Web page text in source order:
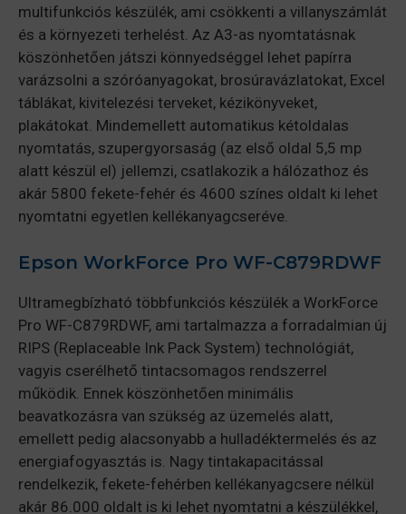
multifunkciós készülék, ami csökkenti a villanyszámlát
és a környezeti terhelést. Az A3-as nyomtatásnak
köszönhetően játszi könnyedséggel lehet papírra
varázsolni a szóróanyagokat, brosúravázlatokat, Excel
táblákat, kivitelezési terveket, kézikönyveket,
plakátokat. Mindemellett automatikus kétoldalas
nyomtatás, szupergyorsaság (az első oldal 5,5 mp
alatt készül el) jellemzi, csatlakozik a hálózathoz és
akár 5800 fekete-fehér és 4600 színes oldalt ki lehet
nyomtatni egyetlen kellékanyagcseréve.
Epson WorkForce Pro WF-C879RDWF
Ultramegbízható többfunkciós készülék a WorkForce
Pro WF-C879RDWF, ami tartalmazza a forradalmian új
RIPS (Replaceable Ink Pack System) technológiát,
vagyis cserélhető tintacsomagos rendszerrel
működik. Ennek köszönhetően minimális
beavatkozásra van szükség az üzemelés alatt,
emellett pedig alacsonyabb a hulladéktermelés és az
energiafogyasztás is. Nagy tintakapacitással
rendelkezik, fekete-fehérben kellékanyagcsere nélkül
akár 86.000 oldalt is ki lehet nyomtatni a készülékkel,